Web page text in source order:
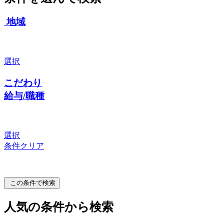
地域
選択
こだわり
給与/職種
選択
条件クリア
この条件で検索
人気の条件から検索